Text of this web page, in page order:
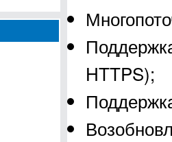
HTTPS);